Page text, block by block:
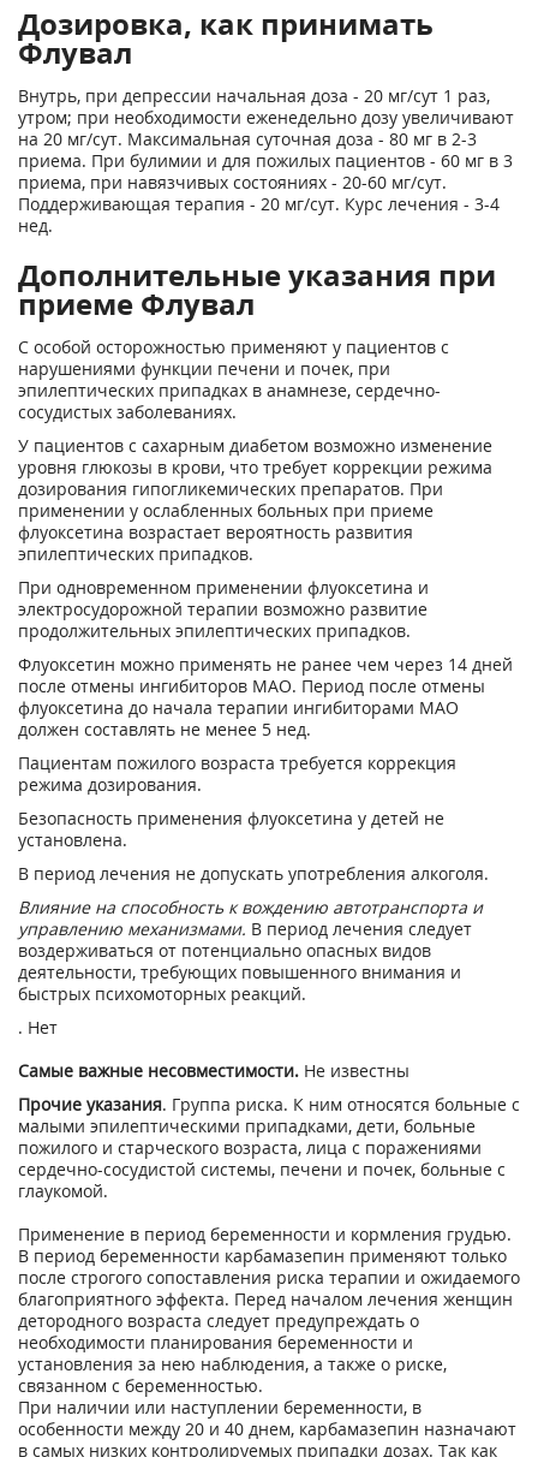
Дозировка, как принимать
Флувал
Внутрь, при депрессии начальная доза - 20 мг/сут 1 раз,
утром; при необходимости еженедельно дозу увеличивают
на 20 мг/сут. Максимальная суточная доза - 80 мг в 2-3
приема. При булимии и для пожилых пациентов - 60 мг в 3
приема, при навязчивых состояниях - 20-60 мг/сут.
Поддерживающая терапия - 20 мг/сут. Курс лечения - 3-4
нед.
Дополнительные указания при
приеме Флувал
С особой осторожностью применяют у пациентов с
нарушениями функции печени и почек, при
эпилептических припадках в анамнезе, сердечно-
сосудистых заболеваниях.
У пациентов с сахарным диабетом возможно изменение
уровня глюкозы в крови, что требует коррекции режима
дозирования гипогликемических препаратов. При
применении у ослабленных больных при приеме
флуоксетина возрастает вероятность развития
эпилептических припадков.
При одновременном применении флуоксетина и
электросудорожной терапии возможно развитие
продолжительных эпилептических припадков.
Флуоксетин можно применять не ранее чем через 14 дней
после отмены ингибиторов МАО. Период после отмены
флуоксетина до начала терапии ингибиторами МАО
должен составлять не менее 5 нед.
Пациентам пожилого возраста требуется коррекция
режима дозирования.
Безопасность применения флуоксетина у детей не
установлена.
В период лечения не допускать употребления алкоголя.
Влияние на способность к вождению автотранспорта и
управлению механизмами. В период лечения следует
воздерживаться от потенциально опасных видов
деятельности, требующих повышенного внимания и
быстрых психомоторных реакций.
. Нет
Самые важные несовместимости. Не известны
Прочие указания. Группа риска. К ним относятся больные с
малыми эпилептическими припадками, дети, больные
пожилого и старческого возраста, лица с поражениями
сердечно-сосудистой системы, печени и почек, больные с
глаукомой.
Применение в период беременности и кормления грудью.
В период беременности карбамазепин применяют только
после строгого сопоставления риска терапии и ожидаемого
благоприятного эффекта. Перед началом лечения женщин
детородного возраста следует предупреждать о
необходимости планирования беременности и
установления за нею наблюдения, а также о риске,
связанном с беременностью.
При наличии или наступлении беременности, в
особенности между 20 и 40 днем, карбамазепин назначают
в самых низких контролируемых припадки дозах. Так как